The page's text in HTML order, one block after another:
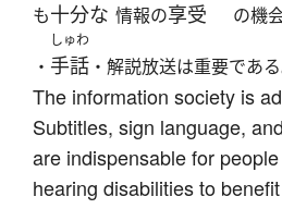
も十分な 情報の享受 の機
・
しゅわ
手話 ・解説放送は重要である
The information society is
Subtitles, sign language,
are indispensable for
hearing disabilities to